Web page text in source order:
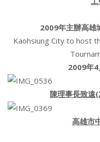
2009年主辦高雄
Kaohsiung City to host
2009年4
陳理事長致遠(
高雄市